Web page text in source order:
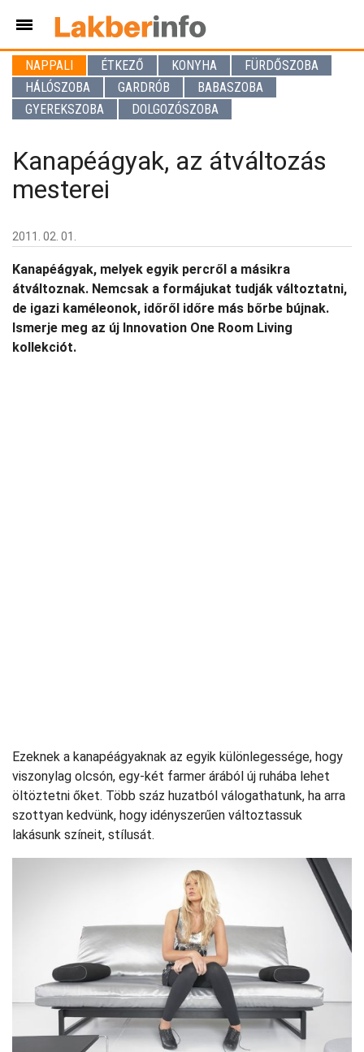
NAPPALI ÉTKEZŐ KONYHA
FÜRDŐSZOBA
HÁLÓSZOBA
GARDRÓB
BABASZOBA
GYEREKSZOBA
DOLGOZÓSZOBA
Kanapéágyak, az átváltozás
mesterei
2011. 02. 01.
Kanapéágyak, melyek egyik percről a másikra
átváltoznak. Nemcsak a formájukat tudják változtatni,
de igazi kaméleonok, időről időre más bőrbe bújnak.
Ismerje meg az új Innovation One Room Living
kollekciót.
Ezeknek a kanapéágyaknak az egyik különlegessége, hogy
viszonylag olcsón, egy-két farmer árából új ruhába lehet
öltöztetni őket. Több száz huzatból válogathatunk, ha arra
szottyan kedvünk, hogy idényszerűen változtassuk
lakásunk színeit, stílusát.